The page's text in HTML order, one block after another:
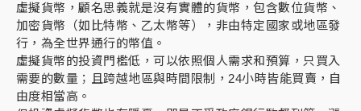
虛擬貨幣，顧名思義就是沒有實體的貨幣，包含數位貨幣、
加密貨幣（如比特幣、乙太幣等），非由特定國家或地區發
行，為全世界通行的幣值。
虛擬貨幣的投資門檻低，可以依照個人需求和預算，只買入
需要的數量；且跨越地區與時間限制，24小時皆能買賣，自
由度相當高。